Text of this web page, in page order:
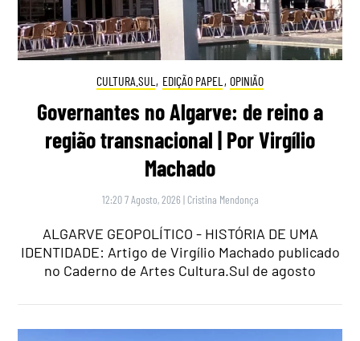
CULTURA.SUL , EDIÇÃO PAPEL , OPINIÃO
Governantes no Algarve: de reino a
região transnacional | Por Virgílio
Machado
12:20 7 Agosto, 2026 | Cristina Mendonça
ALGARVE GEOPOLÍTICO - HISTÓRIA DE UMA
IDENTIDADE: Artigo de Virgílio Machado publicado
no Caderno de Artes Cultura.Sul de agosto